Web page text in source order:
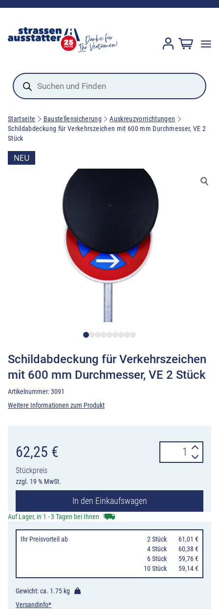
Products
search
Startseite Baustellensicherung
Auskreuzvorrichtungen
Schildabdeckung für Verkehrszeichen mit 600 mm Durchmesser, VE 2
Stück
NEU
Schildabdeckung für Verkehrszeichen
mit 600 mm Durchmesser, VE 2 Stück
Artikelnummer:3091
Weitere Informationen zum Produkt
62,25 €
Stückpreis
zzgl. 19 % MwSt.
für
mit
Durchmesser,
VE
2
Stück
In den Einkaufswagen
Auf Lager, in 1 - 3 Tagen bei Ihnen
Ihr Preisvorteil ab 2 Stück
61,01 €
4 Stück
60,38 €
6 Stück
59,76 €
10 Stück
59,14 €
Gewicht: ca. 1.75 kg
Versandinfo*